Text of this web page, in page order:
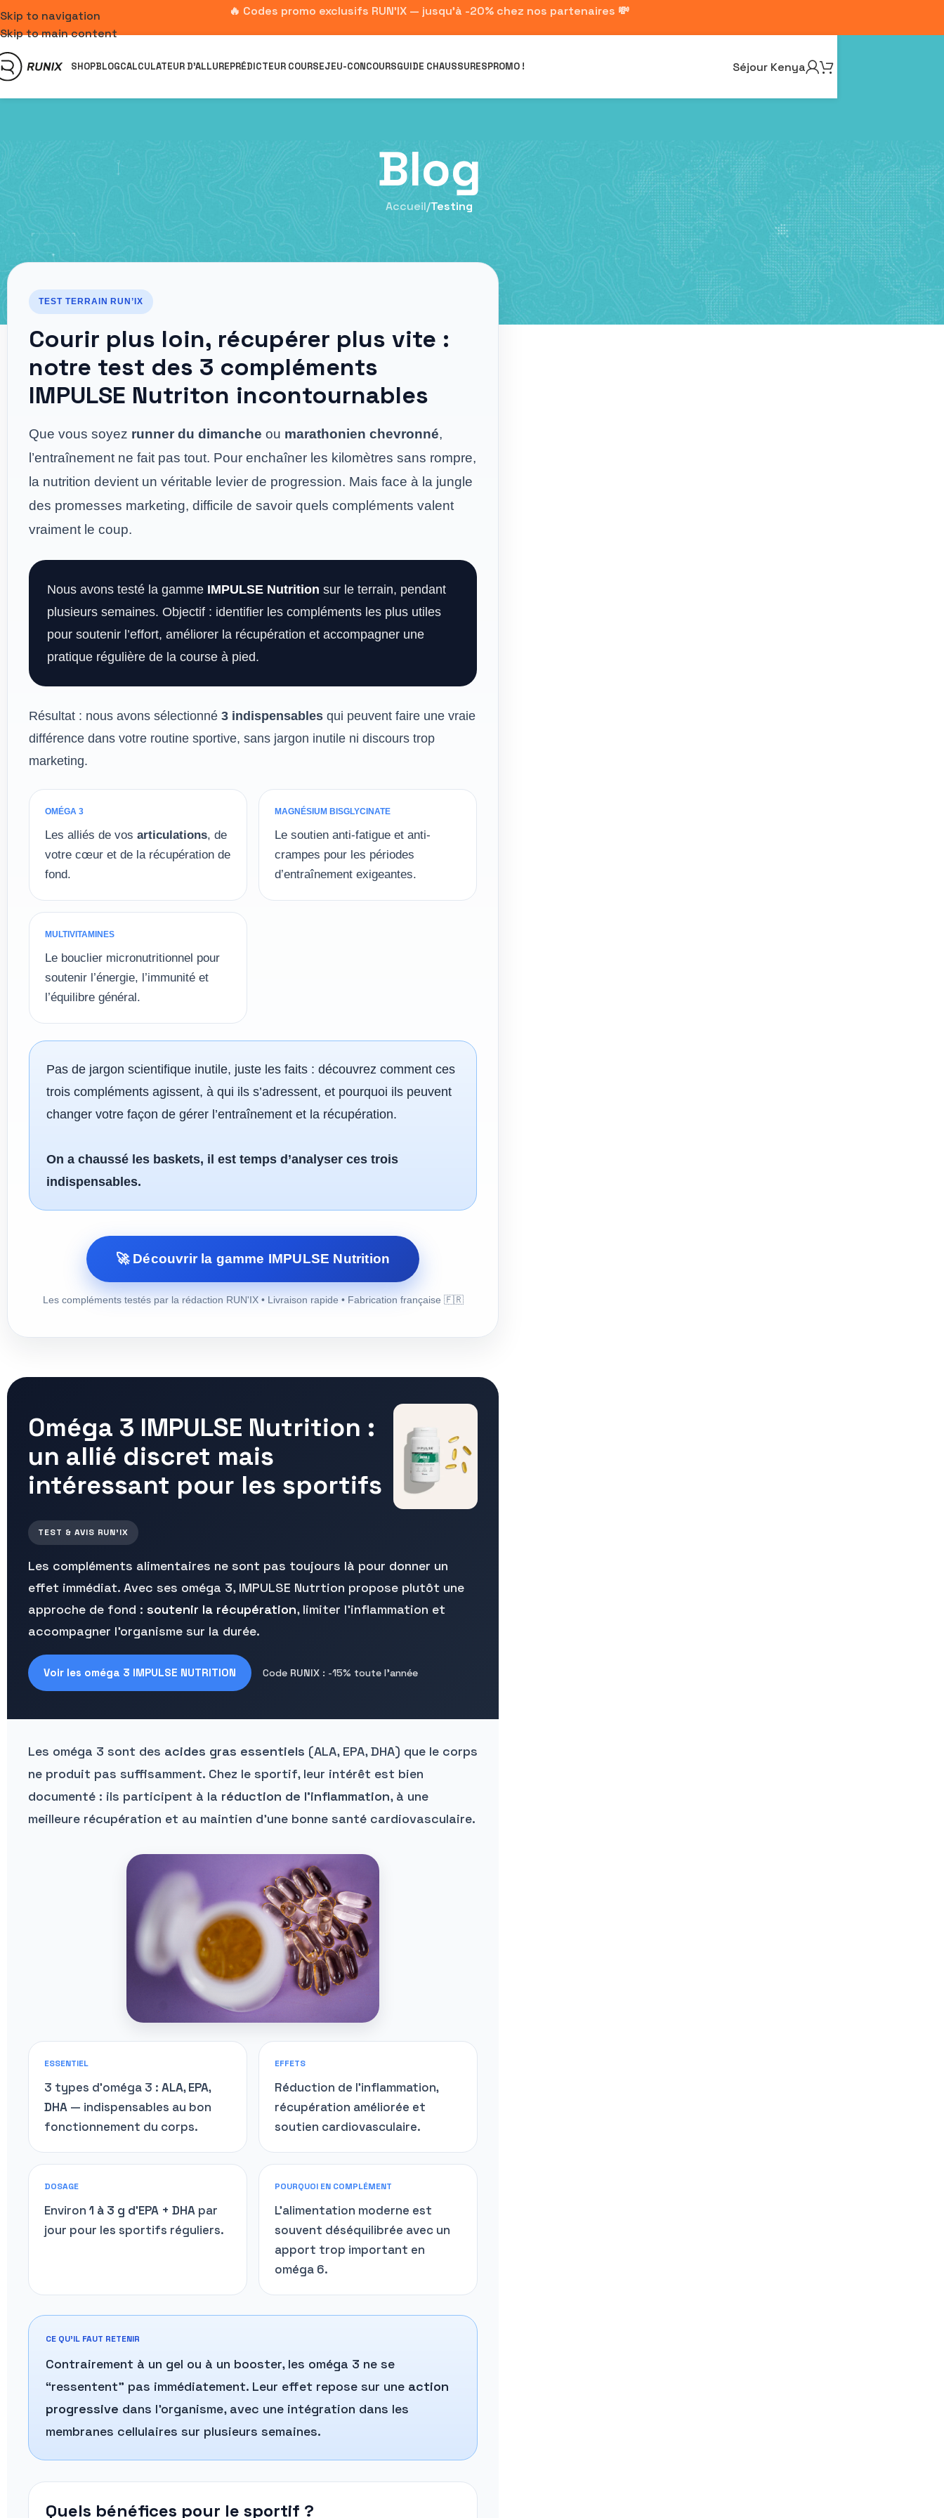
Skip to navigation
Skip to main content
🔥 Codes promo exclusifs RUN'IX — jusqu'à -20% chez nos partenaires 💸
SHOPBLOGCALCULATEUR D’ALLUREPRÉDICTEUR COURSEJEU-CONCOURSGUIDE CHAUSSURESPROMO ! Séjour Kenya
Blog
Accueil/Testing
TEST TERRAIN RUN’IX
Courir plus loin, récupérer plus vite :
notre test des 3 compléments
IMPULSE Nutriton incontournables
Que vous soyez runner du dimanche ou marathonien chevronné,
l’entraînement ne fait pas tout. Pour enchaîner les kilomètres sans rompre,
la nutrition devient un véritable levier de progression. Mais face à la jungle
des promesses marketing, difficile de savoir quels compléments valent
vraiment le coup.
Nous avons testé la gamme IMPULSE Nutrition sur le terrain, pendant
plusieurs semaines. Objectif : identifier les compléments les plus utiles
pour soutenir l’effort, améliorer la récupération et accompagner une
pratique régulière de la course à pied.
Résultat : nous avons sélectionné 3 indispensables qui peuvent faire une vraie
différence dans votre routine sportive, sans jargon inutile ni discours trop
marketing.
OMÉGA 3
Les alliés de vos articulations, de
votre cœur et de la récupération de
fond.
MAGNÉSIUM BISGLYCINATE
Le soutien anti-fatigue et anti-
crampes pour les périodes
d’entraînement exigeantes.
MULTIVITAMINES
Le bouclier micronutritionnel pour
soutenir l’énergie, l’immunité et
l’équilibre général.
Pas de jargon scientifique inutile, juste les faits : découvrez comment ces
trois compléments agissent, à qui ils s’adressent, et pourquoi ils peuvent
changer votre façon de gérer l’entraînement et la récupération.
On a chaussé les baskets, il est temps d’analyser ces trois
indispensables.
🚀 Découvrir la gamme IMPULSE Nutrition
Les compléments testés par la rédaction RUN'IX • Livraison rapide • Fabrication française 🇫🇷
Oméga 3 IMPULSE Nutrition :
un allié discret mais
intéressant pour les sportifs
TEST & AVIS RUN’IX
Les compléments alimentaires ne sont pas toujours là pour donner un
effet immédiat. Avec ses oméga 3, IMPULSE Nutrtion propose plutôt une
approche de fond : soutenir la récupération, limiter l’inflammation et
accompagner l’organisme sur la durée.
Voir les oméga 3 IMPULSE NUTRITION Code RUNIX : -15% toute l’année
Les oméga 3 sont des acides gras essentiels (ALA, EPA, DHA) que le corps
ne produit pas suffisamment. Chez le sportif, leur intérêt est bien
documenté : ils participent à la réduction de l’inflammation, à une
meilleure récupération et au maintien d’une bonne santé cardiovasculaire.
ESSENTIEL
3 types d’oméga 3 : ALA, EPA,
DHA — indispensables au bon
fonctionnement du corps.
EFFETS
Réduction de l’inflammation,
récupération améliorée et
soutien cardiovasculaire.
DOSAGE
Environ 1 à 3 g d’EPA + DHA par
jour pour les sportifs réguliers.
POURQUOI EN COMPLÉMENT
L’alimentation moderne est
souvent déséquilibrée avec un
apport trop important en
oméga 6.
CE QU’IL FAUT RETENIR
Contrairement à un gel ou à un booster, les oméga 3 ne se
“ressentent” pas immédiatement. Leur effet repose sur une action
progressive dans l’organisme, avec une intégration dans les
membranes cellulaires sur plusieurs semaines.
Quels bénéfices pour le sportif ?